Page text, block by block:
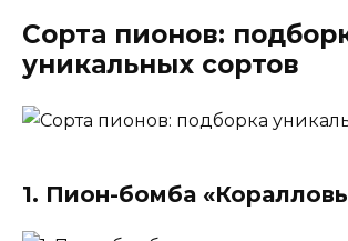
Сорта пионов:
уникальных сортов
1. Пион-бомба